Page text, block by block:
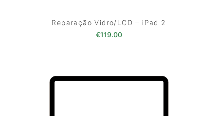
Reparação Vidro/LCD – iPad 2
€119.00